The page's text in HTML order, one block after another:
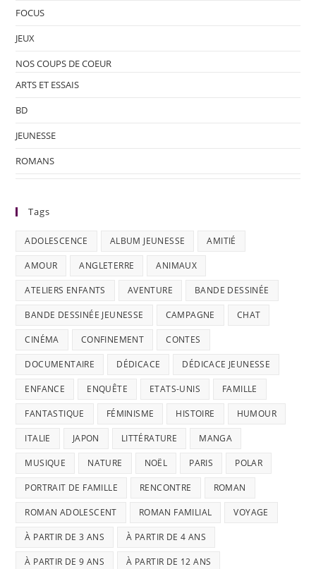
FOCUS
JEUX
NOS COUPS DE COEUR
ARTS ET ESSAIS
BD
JEUNESSE
ROMANS
Tags
ADOLESCENCE ALBUM JEUNESSE AMITIÉ
AMOUR ANGLETERRE ANIMAUX
ATELIERS ENFANTS AVENTURE BANDE DESSINÉE
BANDE DESSINÉE JEUNESSE CAMPAGNE CHAT
CINÉMA CONFINEMENT CONTES
DOCUMENTAIRE DÉDICACE DÉDICACE JEUNESSE
ENFANCE ENQUÊTE ETATS-UNIS FAMILLE
FANTASTIQUE FÉMINISME HISTOIRE HUMOUR
ITALIE JAPON LITTÉRATURE MANGA
MUSIQUE NATURE NOËL PARIS POLAR
PORTRAIT DE FAMILLE RENCONTRE ROMAN
ROMAN ADOLESCENT ROMAN FAMILIAL VOYAGE
À PARTIR DE 3 ANS À PARTIR DE 4 ANS
À PARTIR DE 9 ANS À PARTIR DE 12 ANS